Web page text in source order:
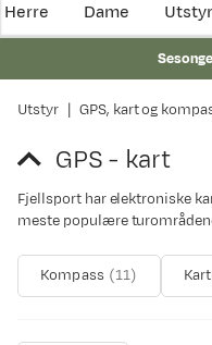
Herre Dame Utstyr
Utstyr GPS, kart og
GPS - kart
Fjellsport har elektroniske
meste populære
Vi har og papirkart over
du ønsker å supplere
Kompass (11)